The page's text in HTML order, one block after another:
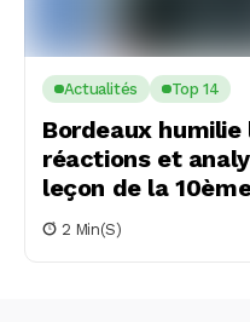
Actualités Top 14
Bordeaux humilie
réactions et
leçon de la
2 Min(s)